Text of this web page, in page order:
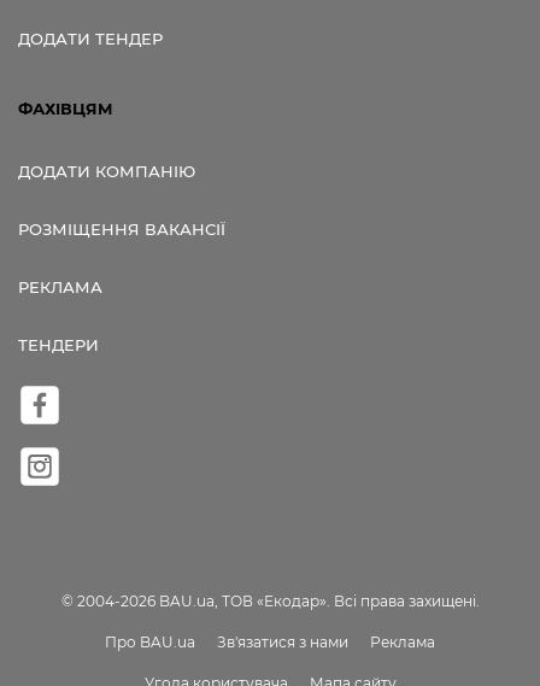
ДОДАТИ ТЕНДЕР
ФАХІВЦЯМ
ДОДАТИ КОМПАНІЮ
РОЗМІЩЕННЯ ВАКАНСІЇ
РЕКЛАМА
ТЕНДЕРИ
© 2004-2026 BAU.ua, ТОВ «Екодар». Всі права захищені.
Про BAU.ua Зв'язатися з нами Реклама
Угода користувача Мапа сайту